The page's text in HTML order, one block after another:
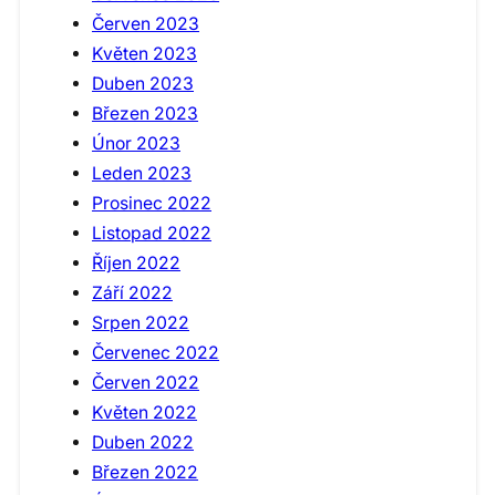
Červen 2023
Květen 2023
Duben 2023
Březen 2023
Únor 2023
Leden 2023
Prosinec 2022
Listopad 2022
Říjen 2022
Září 2022
Srpen 2022
Červenec 2022
Červen 2022
Květen 2022
Duben 2022
Březen 2022